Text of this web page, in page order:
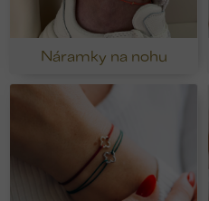
Náramky na nohu